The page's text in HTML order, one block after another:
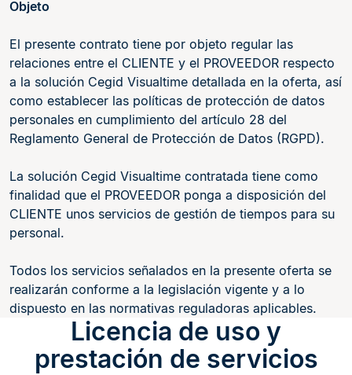
Objeto
El presente contrato tiene por objeto regular las
relaciones entre el CLIENTE y el PROVEEDOR respecto
a la solución Cegid Visualtime detallada en la oferta, así
como establecer las políticas de protección de datos
personales en cumplimiento del artículo 28 del
Reglamento General de Protección de Datos (RGPD).
La solución Cegid Visualtime contratada tiene como
finalidad que el PROVEEDOR ponga a disposición del
CLIENTE unos servicios de gestión de tiempos para su
personal.
Todos los servicios señalados en la presente oferta se
realizarán conforme a la legislación vigente y a lo
dispuesto en las normativas reguladoras aplicables.
Licencia de uso y
prestación de servicios